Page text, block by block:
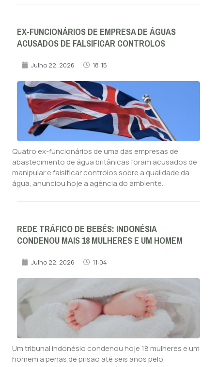
EX-FUNCIONÁRIOS DE EMPRESA DE ÁGUAS
ACUSADOS DE FALSIFICAR CONTROLOS
Julho 22, 2026 18:15
Quatro ex-funcionários de uma das empresas de
abastecimento de água britânicas foram acusados de
manipular e falsificar controlos sobre a qualidade da
água, anunciou hoje a agência do ambiente.
REDE TRÁFICO DE BEBÉS: INDONÉSIA
CONDENOU MAIS 18 MULHERES E UM HOMEM
Julho 22, 2026 11:04
Um tribunal indonésio condenou hoje 18 mulheres e um
homem a penas de prisão até seis anos pelo